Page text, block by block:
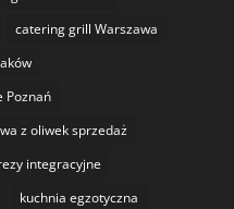
catering grill Warszawa
Poznań
z oliwek sprzedaż
integracyjne
kuchnia egzotyczna